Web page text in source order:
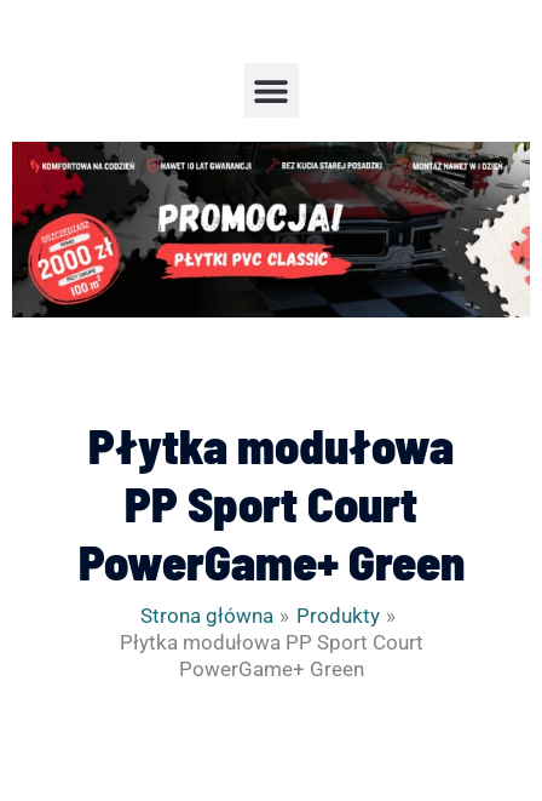
Menu
Płytka modułowa
PP Sport Court
PowerGame+ Green
Strona główna
Produkty
Płytka modułowa PP Sport Court
PowerGame+ Green